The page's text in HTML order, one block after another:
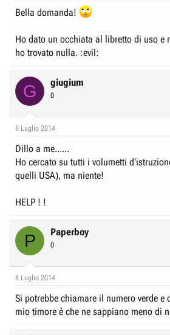
Bella domanda!
Ho dato un occhiata al libretto di uso e
ho trovato nulla. :evil:
G giugium
0
8 Luglio 2014
Dillo a me......
Ho cercato su tutti i volumetti
quelli USA), ma niente!
HELP ! !
P Paperboy
0
8 Luglio 2014
Si potrebbe chiamare il numero verde e
mio timore è che ne sappiano meno di